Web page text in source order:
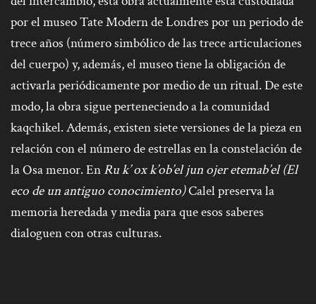
por el museo Tate Modern de Londres por un periodo de
trece años (número simbólico de las trece articulaciones
del cuerpo) y, además, el museo tiene la obligación de
activarla periódicamente por medio de un ritual. De este
modo, la obra sigue perteneciendo a la comunidad
kaqchikel. Además, existen siete versiones de la pieza en
relación con el número de estrellas en la constelación de
la Osa menor. En Ru k’ ox k’ob’el jun ojer etemab’el (El
eco de un antiguo conocimiento)Calel preserva la
memoria heredada y media para que esos saberes
dialoguen con otras culturas.